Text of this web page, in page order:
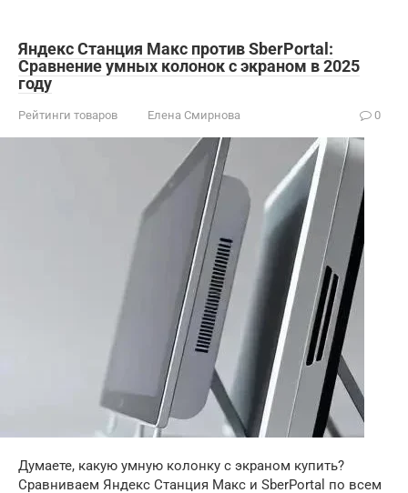
Яндекс Станция Макс против SberPortal:
Сравнение умных колонок с экраном в 2025
году
Рейтинги товаров Елена Смирнова 0
Думаете, какую умную колонку с экраном купить?
Сравниваем Яндекс Станция Макс и SberPortal по всем